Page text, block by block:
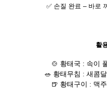
✅ 손질 완료 – 바로
활
🍲 황태국 : 속이
🥗 황태무침 : 새콤
🍺 황태구이 : 맥